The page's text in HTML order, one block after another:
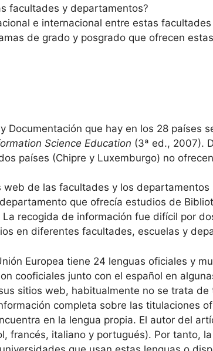
facultades y departamentos?
e internacional entre estas
de grado y posgrado que ofrecen
Documentación que hay en los 28 países
Science Education (3ª ed., 2007).
países (Chipre y Luxemburgo) no
de las facultades y los
que ofrecía estudios de
recogida de información fue difícil por
en diferentes facultades, escuelas y
Europea tiene 24 lenguas oficiales y
cooficiales junto con el español en
sitios web, habitualmente no se trata
completa sobre las titulaciones
en la lengua propia. El autor del
francés, italiano y portugués). Por tanto,